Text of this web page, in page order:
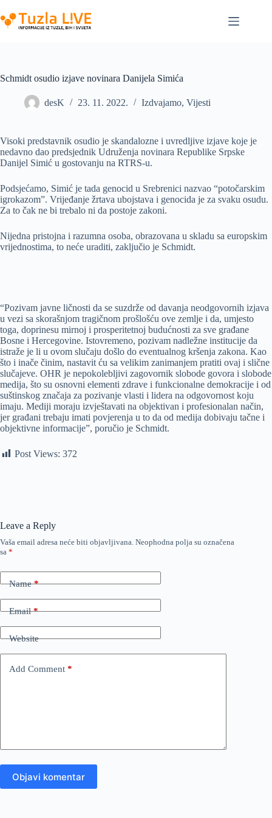
to
content
Schmidt osudio izjave novinara Danijela Simića
desK 23. 11. 2022. Izdvajamo, Vijesti
Visoki predstavnik osudio je skandalozne i uvredljive izjave koje je
nedavno dao predsjednik Udruženja novinara Republike Srpske
Danijel Simić u gostovanju na RTRS-u.
Podsjećamo, Simić je tada genocid u Srebrenici nazvao “potočarskim
igrokazom”. Vrijeđanje žrtava ubojstava i genocida je za svaku osudu.
Za to čak ne bi trebalo ni da postoje zakoni.
Nijedna pristojna i razumna osoba, obrazovana u skladu sa europskim
vrijednostima, to neće uraditi, zaključio je Schmidt.
“Pozivam javne ličnosti da se suzdrže od davanja neodgovornih izjava
u vezi sa skorašnjom tragičnom prošlošću ove zemlje i da, umjesto
toga, doprinesu mirnoj i prosperitetnoj budućnosti za sve građane
Bosne i Hercegovine. Istovremeno, pozivam nadležne institucije da
istraže je li u ovom slučaju došlo do eventualnog kršenja zakona. Kao
što i inače činim, nastavit ću sa velikim zanimanjem pratiti ovaj i slične
slučajeve. OHR je nepokolebljivi zagovornik slobode govora i slobode
medija, što su osnovni elementi zdrave i funkcionalne demokracije i od
suštinskog značaja za pozivanje vlasti i lidera na odgovornost koju
imaju. Mediji moraju izvještavati na objektivan i profesionalan način,
jer građani trebaju imati povjerenja u to da od medija dobivaju tačne i
objektivne informacije”, poručio je Schmidt.
Post Views: 372
Leave a Reply
Vaša email adresa neće biti objavljivana. Neophodna polja su označena
sa *
Name*
Email*
Website
Add Comment *
Objavi komentar